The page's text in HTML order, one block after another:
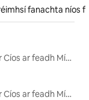
fanachta níos
Áiteanna ar Cíos ar feadh Míosa
Áiteanna ar Cíos ar feadh Míosa